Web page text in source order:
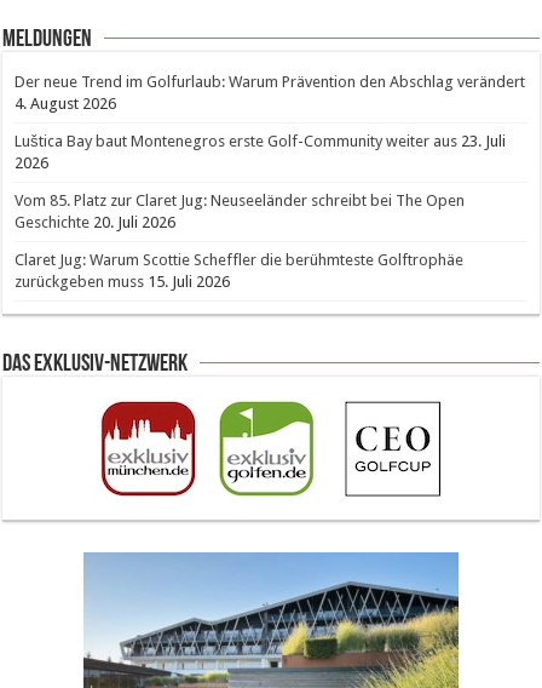
Meldungen
Der neue Trend im Golfurlaub: Warum Prävention den Abschlag verändert
4. August 2026
Luštica Bay baut Montenegros erste Golf-Community weiter aus 23. Juli
2026
Vom 85. Platz zur Claret Jug: Neuseeländer schreibt bei The Open
Geschichte 20. Juli 2026
Claret Jug: Warum Scottie Scheffler die berühmteste Golftrophäe
zurückgeben muss 15. Juli 2026
Das Exklusiv-Netzwerk